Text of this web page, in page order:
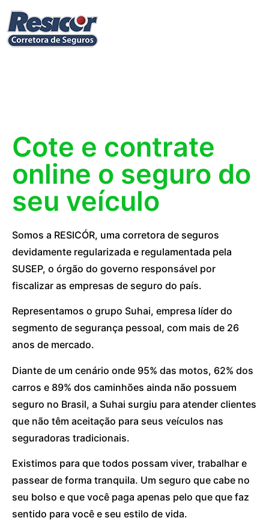
Cote e contrate
online o seguro do
seu veículo
Somos a RESICÓR, uma corretora de seguros
devidamente regularizada e regulamentada pela
SUSEP, o órgão do governo responsável por
fiscalizar as empresas de seguro do país.
Representamos o grupo Suhai, empresa líder do
segmento de segurança pessoal, com mais de 26
anos de mercado.
Diante de um cenário onde 95% das motos, 62% dos
carros e 89% dos caminhões ainda não possuem
seguro no Brasil, a Suhai surgiu para atender clientes
que não têm aceitação para seus veículos nas
seguradoras tradicionais.
Existimos para que todos possam viver, trabalhar e
passear de forma tranquila. Um seguro que cabe no
seu bolso e que você paga apenas pelo que que faz
sentido para você e seu estilo de vida.